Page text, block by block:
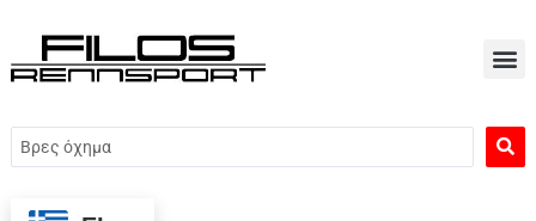
περιεχόμενο
Search
...